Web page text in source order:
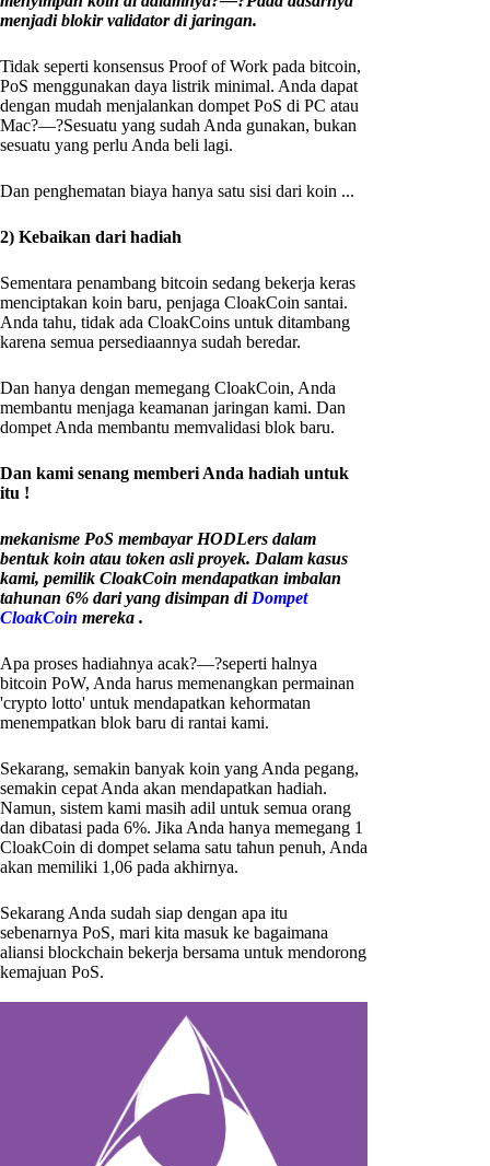
menjadi blokir validator di jaringan.
Tidak seperti konsensus Proof of Work pada bitcoin,
PoS menggunakan daya listrik minimal. Anda dapat
dengan mudah menjalankan dompet PoS di PC atau
Mac?—?Sesuatu yang sudah Anda gunakan, bukan
sesuatu yang perlu Anda beli lagi.
Dan penghematan biaya hanya satu sisi dari koin ...
2) Kebaikan dari hadiah
Sementara penambang bitcoin sedang bekerja keras
menciptakan koin baru, penjaga CloakCoin santai.
Anda tahu, tidak ada CloakCoins untuk ditambang
karena semua persediaannya sudah beredar.
Dan hanya dengan memegang CloakCoin, Anda
membantu menjaga keamanan jaringan kami. Dan
dompet Anda membantu memvalidasi blok baru.
Dan kami senang memberi Anda hadiah untuk
itu !
mekanisme PoS membayar HODLers dalam
bentuk koin atau token asli proyek. Dalam kasus
kami, pemilik CloakCoin mendapatkan imbalan
tahunan 6% dari yang disimpan di Dompet
CloakCoin mereka .
Apa proses hadiahnya acak?—?seperti halnya
bitcoin PoW, Anda harus memenangkan permainan
'crypto lotto' untuk mendapatkan kehormatan
menempatkan blok baru di rantai kami.
Sekarang, semakin banyak koin yang Anda pegang,
semakin cepat Anda akan mendapatkan hadiah.
Namun, sistem kami masih adil untuk semua orang
dan dibatasi pada 6%. Jika Anda hanya memegang 1
CloakCoin di dompet selama satu tahun penuh, Anda
akan memiliki 1,06 pada akhirnya.
Sekarang Anda sudah siap dengan apa itu
sebenarnya PoS, mari kita masuk ke bagaimana
aliansi blockchain bekerja bersama untuk mendorong
kemajuan PoS.